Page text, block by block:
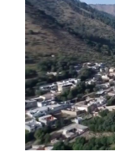
北京
辽宁
浙江
山东
广东